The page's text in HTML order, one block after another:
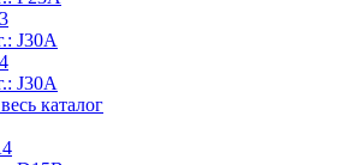
J30A
J30A
каталог